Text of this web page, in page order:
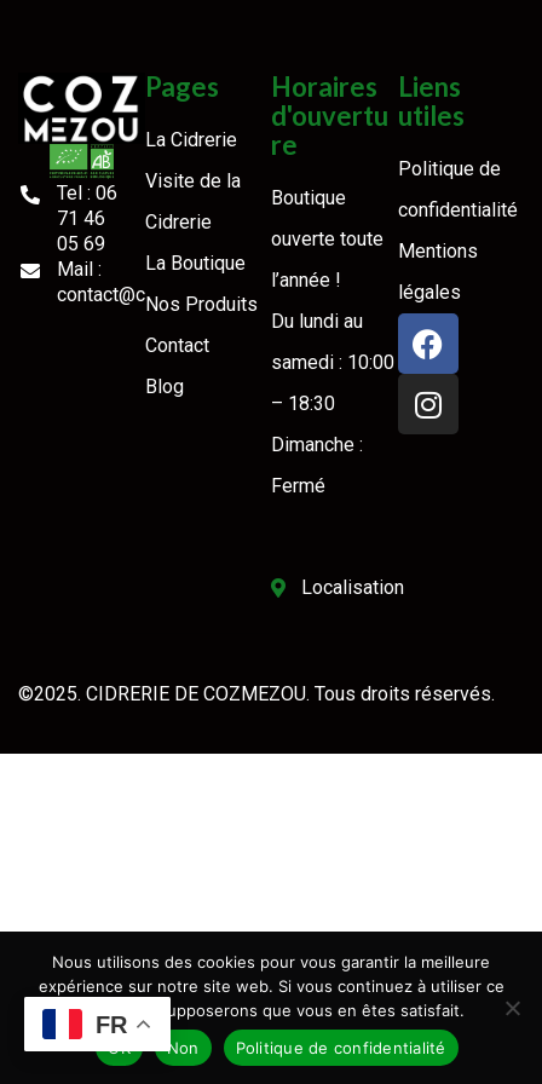
Tel : 06
71 46
05 69
Mail :
contact@cozmezou.bzh
Pages
La Cidrerie
Visite de la
Cidrerie
La Boutique
Nos Produits
Contact
Blog
Horaires
d'ouvertu
re
Boutique
ouverte toute
l’année !
Du lundi au
samedi : 10:00
– 18:30
Dimanche :
Fermé
Localisation
Liens
utiles
Politique de
confidentialité
Mentions
légales
©2025. CIDRERIE DE COZMEZOU. Tous droits réservés.
FR
Nous utilisons des cookies pour vous garantir la meilleure
expérience sur notre site web. Si vous continuez à utiliser ce
site, nous supposerons que vous en êtes satisfait.
OK
Non Politique de confidentialité